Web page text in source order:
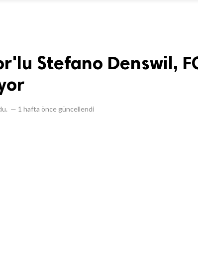
Stefano Denswil,
— 1 hafta önce güncellendi